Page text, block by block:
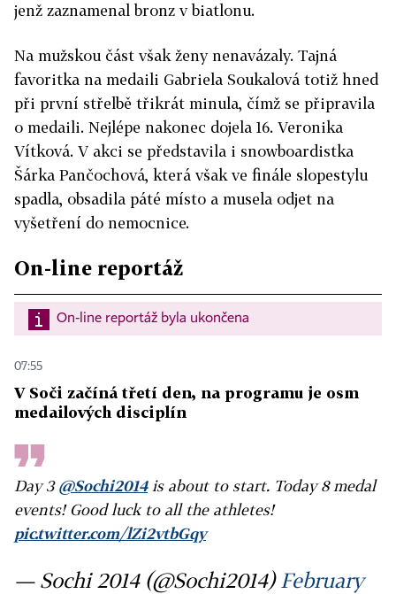
jenž zaznamenal bronz v biatlonu.
Na mužskou část však ženy nenavázaly. Tajná
favoritka na medaili Gabriela Soukalová totiž hned
při první střelbě třikrát minula, čímž se připravila
o medaili. Nejlépe nakonec dojela 16. Veronika
Vítková. V akci se představila i snowboardistka
Šárka Pančochová, která však ve finále slopestylu
spadla, obsadila páté místo a musela odjet na
vyšetření do nemocnice.
On-line reportáž
On-line reportáž byla ukončena
07:55
V Soči začíná třetí den, na programu je osm
medailových disciplín
Day 3@Sochi2014is about to start. Today 8 medal
events! Good luck to all the athletes!
pic.twitter.com/lZi2vtbGqy
— Sochi 2014 (@Sochi2014) February